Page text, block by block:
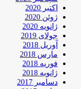
اکتبر 2020
ژوئن 2020
ژانویه 2020
جولای 2019
آوریل 2018
مارس 2018
فوریه 2018
ژانویه 2018
دسامبر 2017